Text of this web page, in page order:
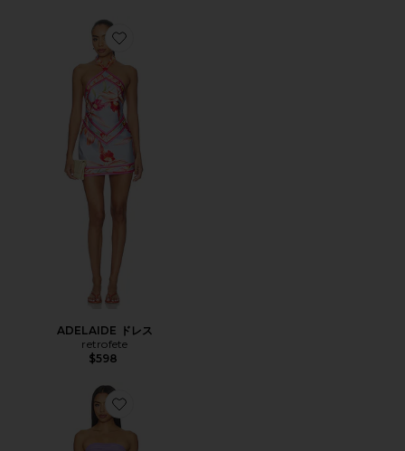
Favorite ADELAIDE ドレス
ADELAIDE ドレス
retrofete
$598
Favorite ボウ付き、ストラップレスビルピックルボール